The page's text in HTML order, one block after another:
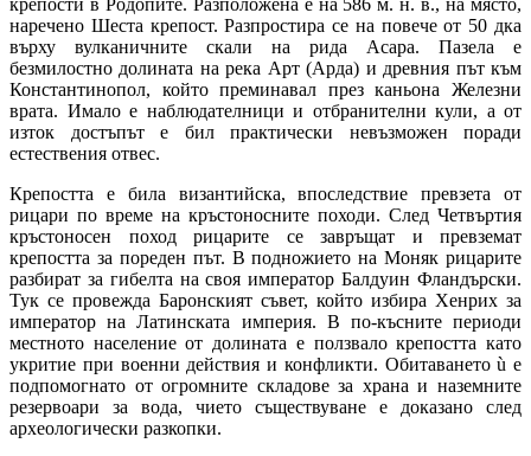
наречено Шеста крепост. Разпростира се на повече от 50 дка
върху вулканичните скали на рида Асара. Пазела е
безмилостно долината на река Арт (Арда) и древния път към
Константинопол, който преминавал през каньона Железни
врата. Имало е наблюдателници и отбранителни кули, a от
изток достъпът е бил практически невъзможен поради
естествения отвес.
Крепостта е била византийска, впоследствие превзета от
рицари по време на кръстоносните походи. След Четвъртия
кръстоносен поход рицарите се завръщат и превземат
крепостта за пореден път. В подножието на Моняк рицарите
разбират за гибелта на своя император Балдуин Фландърски.
Тук се провежда Баронският съвет, който избира Хенрих за
император на Латинската империя. В по-късните периоди
местното население от долината е ползвало крепостта като
укритие при военни действия и конфликти. Обитаването ù е
подпомогнато от огромните складове за храна и наземните
резервоари за вода, чието съществуване е доказано след
археологически разкопки.